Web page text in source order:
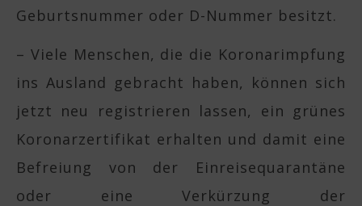
Geburtsnummer oder D-Nummer besitzt.
– Viele Menschen, die die Koronarimpfung
ins Ausland gebracht haben, können sich
jetzt neu registrieren lassen, ein grünes
Koronarzertifikat erhalten und damit eine
Befreiung von der Einreisequarantäne
oder eine Verkürzung der